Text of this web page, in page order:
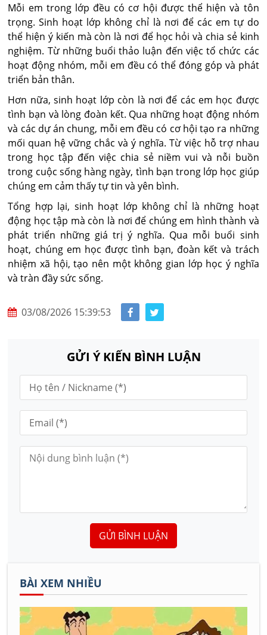
Mỗi em trong lớp đều có cơ hội được thể hiện và tôn
trọng. Sinh hoạt lớp không chỉ là nơi để các em tự do
thể hiện ý kiến mà còn là nơi để học hỏi và chia sẻ kinh
nghiệm. Từ những buổi thảo luận đến việc tổ chức các
hoạt động nhóm, mỗi em đều có thể đóng góp và phát
triển bản thân.
Hơn nữa, sinh hoạt lớp còn là nơi để các em học được
tình bạn và lòng đoàn kết. Qua những hoạt động nhóm
và các dự án chung, mỗi em đều có cơ hội tạo ra những
mối quan hệ vững chắc và ý nghĩa. Từ việc hỗ trợ nhau
trong học tập đến việc chia sẻ niềm vui và nỗi buồn
trong cuộc sống hàng ngày, tình bạn trong lớp học giúp
chúng em cảm thấy tự tin và yên bình.
Tổng hợp lại, sinh hoạt lớp không chỉ là những hoạt
động học tập mà còn là nơi để chúng em hình thành và
phát triển những giá trị ý nghĩa. Qua mỗi buổi sinh
hoạt, chúng em học được tình bạn, đoàn kết và trách
nhiệm xã hội, tạo nên một không gian lớp học ý nghĩa
và tràn đầy sức sống.
03/08/2026 15:39:53
GỬI Ý KIẾN BÌNH LUẬN
GỬI BÌNH LUẬN
BÀI XEM NHIỀU